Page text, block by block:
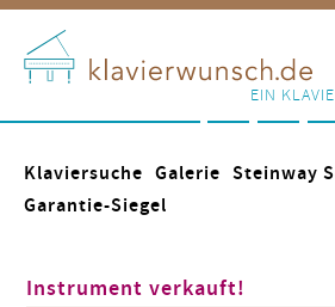
EIN
Klaviersuche Galerie Steinway
Garantie-Siegel
Instrument verkauft!